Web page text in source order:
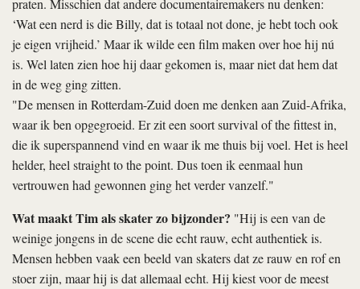
praten. Misschien dat andere documentairemakers nu denken:
‘Wat een nerd is die Billy, dat is totaal not done, je hebt toch ook
je eigen vrijheid.’ Maar ik wilde een film maken over hoe hij nú
is. Wel laten zien hoe hij daar gekomen is, maar niet dat hem dat
in de weg ging zitten.
"De mensen in Rotterdam-Zuid doen me denken aan Zuid-Afrika,
waar ik ben opgegroeid. Er zit een soort survival of the fittest in,
die ik superspannend vind en waar ik me thuis bij voel. Het is heel
helder, heel straight to the point. Dus toen ik eenmaal hun
vertrouwen had gewonnen ging het verder vanzelf."
Wat maakt Tim als skater zo bijzonder? "Hij is een van de
weinige jongens in de scene die echt rauw, echt authentiek is.
Mensen hebben vaak een beeld van skaters dat ze rauw en rof en
stoer zijn, maar hij is dat allemaal echt. Hij kiest voor de meest